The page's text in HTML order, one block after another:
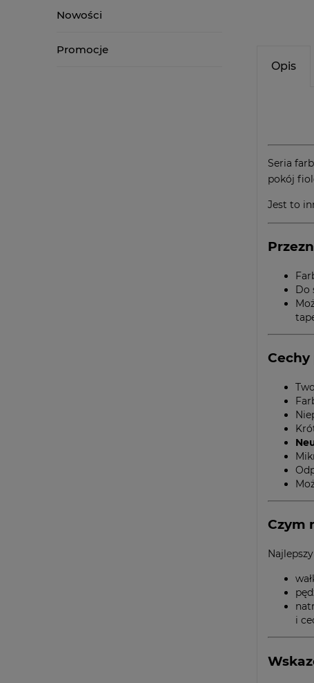
Nowości
Promocje
Opis
Seria farb
pokój
Jest to
Do
Czym
i